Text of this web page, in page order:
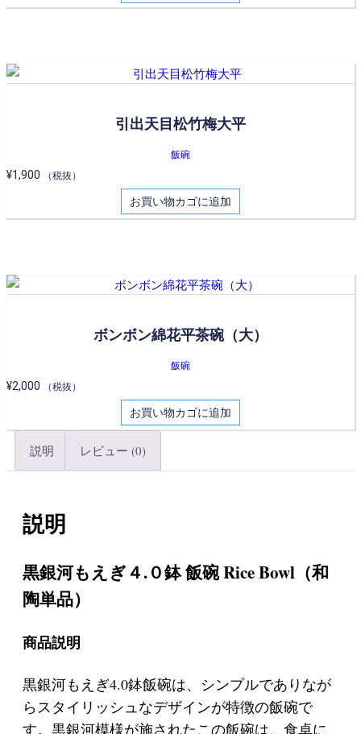
引出天目松竹梅大平
飯碗
¥1,900 （税抜）
お買い物カゴに追加
ボンボン綿花平茶碗（大）
飯碗
¥2,000 （税抜）
お買い物カゴに追加
説明 レビュー (0)
説明
黒銀河もえぎ４.０鉢 飯碗 Rice Bowl（和
陶単品）
商品説明
黒銀河もえぎ4.0鉢飯碗は、シンプルでありなが
らスタイリッシュなデザインが特徴の飯碗で
す。黒銀河模様が施されたこの飯碗は、食卓に